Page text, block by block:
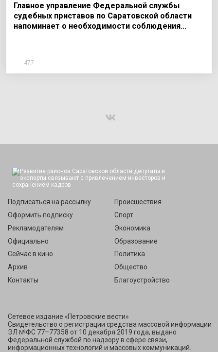
Главное управление Федеральной службы
судебных приставов по Саратовской области
напоминает о необходимости соблюдения…
477
Подписаться на рассылку
Оформить подписку
Рекламодателям
Официально
Сейчас в кино
Архив
Контакты
Происшествия
Спорт
Экономика
Образование
Политика
Общество
Благоустройство
Сетевое издание «Петровские вести»
Свидетельство о регистрации средства массовой информации
ЭЛ №ФС 77–77358 от 10 декабря 2019 года, выдано
Федеральной службой по надзору в сфере связи,
информационных технологий и массовых коммуникаций.
Подписаться